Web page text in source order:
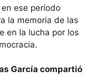
ese período
la memoria de las
en la lucha por los
García compartió